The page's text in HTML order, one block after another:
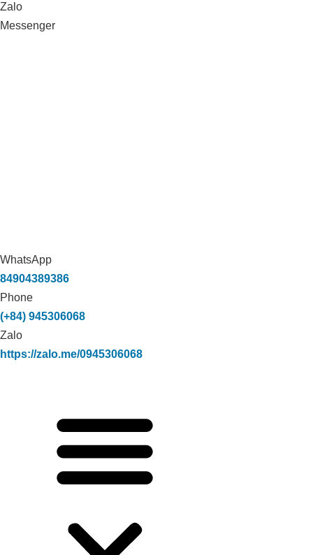
Zalo
Messenger
WhatsApp
84904389386
Phone
(+84) 945306068
Zalo
https://zalo.me/0945306068